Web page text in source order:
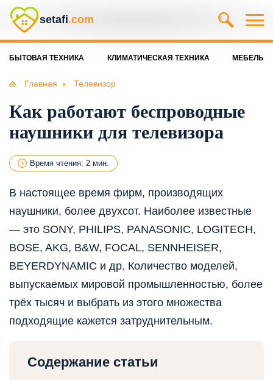
setafi.com
БЫТОВАЯ ТЕХНИКА КЛИМАТИЧЕСКАЯ ТЕХНИКА МЕБЕЛЬ
Главная Телевизор
Как работают беспроводные
наушники для телевизора
Время чтения: 2 мин.
В настоящее время фирм, производящих
наушники, более двухсот. Наиболее известные
— это SONY, PHILIPS, PANASONIC, LOGITECH,
BOSE, AKG, B&W, FOCAL, SENNHEISER,
BEYERDYNAMIC и др. Количество моделей,
выпускаемых мировой промышленностью, более
трёх тысяч и выбрать из этого множества
подходящие кажется затруднительным.
Содержание статьи